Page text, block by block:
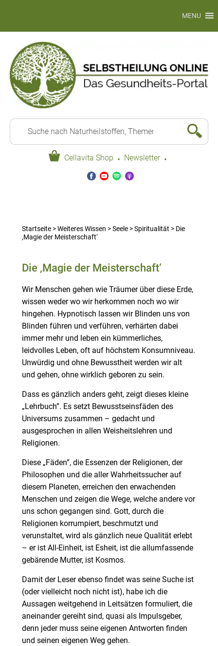
Cellavita Shop · Newsletter ·
MENU
Startseite>Weiteres Wissen >Seele>Spiritualität > Die
‚Magie der Meisterschaft‘
Die ‚Magie der Meisterschaft‘
Wir Menschen gehen wie Träumer über diese Erde,
wissen weder wo wir herkommen noch wo wir
hingehen. Hypnotisch lassen wir Blinden uns von
Blinden führen und verführen, verhärten dabei
immer mehr und leben ein kümmerliches,
leidvolles Leben, oft auf höchstem Konsumniveau.
Unwürdig und ohne Bewusstheit werden wir alt
und gehen, ohne wirklich geboren zu sein.
Dass es gänzlich anders geht, zeigt dieses kleine
„Lehrbuch”. Es setzt Bewusstseinsfäden des
Universums zusammen – gedacht und
ausgesprochen in allen Weisheitslehren und
Religionen.
Diese „Fäden”, die Essenzen der Religionen, der
Philosophen und die aller Wahrheitssucher auf
diesem Planeten, erreichen den erwachenden
Menschen und zeigen die Wege, welche andere vor
uns schon gegangen sind. Gott, durch die
Religionen korrumpiert, beschmutzt und
verunstaltet, wird als gänzlich neue Qualität erlebt
– er ist All-Einheit, ist Esheit, ist die allumfassende
gebärende Mutter, ist Kosmos.
Damit der Leser ebenso findet was seine Suche ist
(oder vielleicht noch nicht ist), habe ich die
Aussagen weitgehend in Leitsätzen formuliert, die
aneinander gereiht sind, quasi als Impulsgeber,
denn jeder muss seine eigenen Antworten finden
und seinen eigenen Weg gehen.